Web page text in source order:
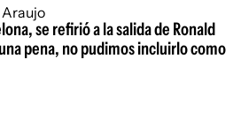
se refirió a la salida de Ronald
pena, no pudimos incluirlo como